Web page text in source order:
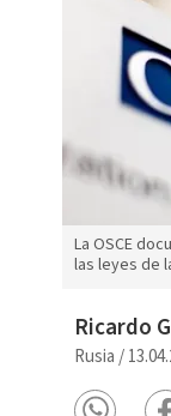
La OSCE
las leyes de
Ricardo
Rusia /